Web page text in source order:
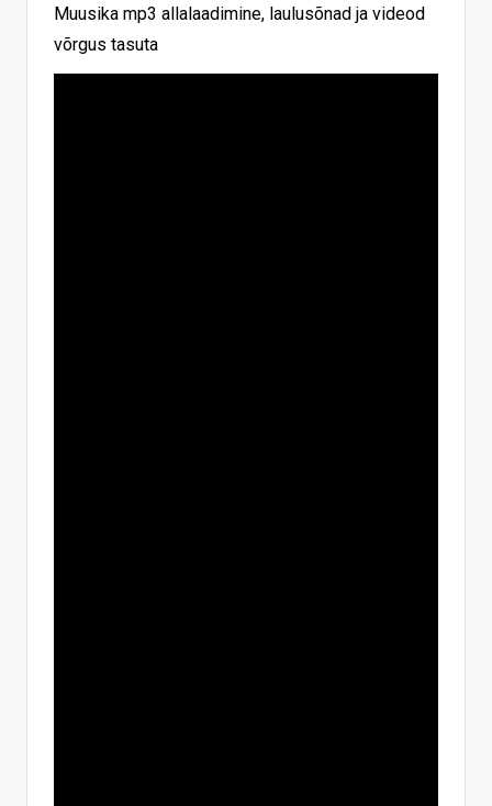
Muusika mp3 allalaadimine, laulusõnad ja videod
võrgus tasuta